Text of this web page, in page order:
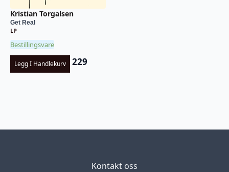
Kristian Torgalsen
Get Real
LP
Bestillingsvare
Legg I Handlekurv 229
Kontakt oss